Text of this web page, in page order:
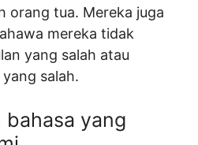
orang tua. Mereka juga
mereka tidak
yang salah atau
salah.
yang